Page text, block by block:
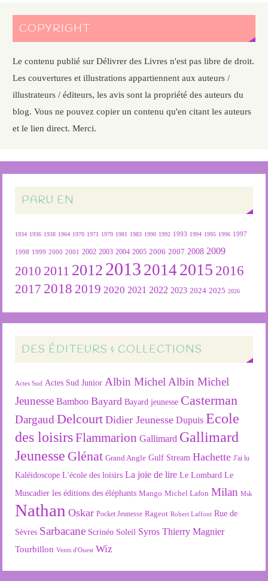
COPYRIGHT
Le contenu publié sur Délivrer des Livres n'est pas libre de droit.
Les couvertures et illustrations appartiennent aux auteurs /
illustrateurs / éditeurs, les avis sont la propriété des auteurs du
blog. Vous ne pouvez copier un contenu qu'en citant les auteurs
et le lien direct. Merci.
PARU EN
1934 1936 1938 1964 1970 1971 1979 1981 1983 1990 1992 1993 1994 1995 1996 1997
1998 1999 2000 2001 2002 2003 2004 2005 2006 2007 2008 2009
2010 2011 2012 2013 2014 2015 2016
2017 2018 2019 2020 2021 2022 2023 2024 2025 2026
DES ÉDITEURS & COLLECTIONS
Actes Sud Actes Sud Junior Albin Michel Albin Michel
Jeunesse Bamboo Bayard Bayard jeunesse Casterman
Dargaud Delcourt Didier Jeunesse Dupuis Ecole
des loisirsFlammarion Gallimard Gallimard
Jeunesse Glénat Grand Angle Gulf Stream Hachette J'ai lu
Kaléidoscope L'école des loisirs La joie de lire Le Lombard Le
Muscadier les éditions des éléphants Mango Michel Lafon Milan Msk
Nathan Oskar Pocket Jeunesse Rageot Robert Laffont Rue de
Sèvres Sarbacane Scrinéo Soleil Syros Thierry Magnier
Tourbillon Vents d'Ouest Wiz